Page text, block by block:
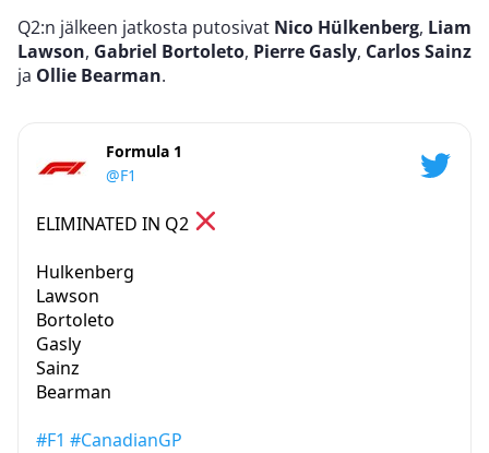
Q2:n jälkeen jatkosta putosivat Nico Hülkenberg, Liam
Lawson, Gabriel Bortoleto, Pierre Gasly, Carlos Sainz
ja Ollie Bearman.
Formula 1
@F1
ELIMINATED IN Q2
Hulkenberg
Lawson
Bortoleto
Gasly
Sainz
Bearman
#F1 #CanadianGP